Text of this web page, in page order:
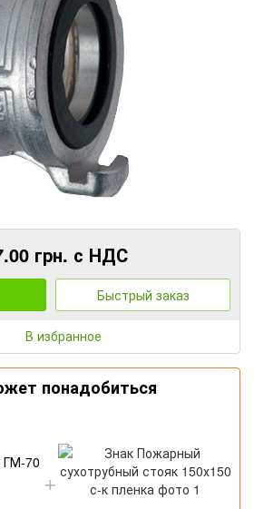
грн. с НДС
Быстрый заказ
В избранное
понадобиться